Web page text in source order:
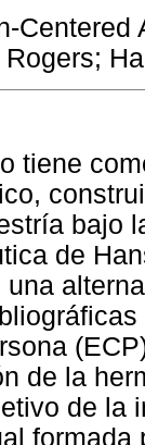
Centered
tiene
bajo
de
de la
de la